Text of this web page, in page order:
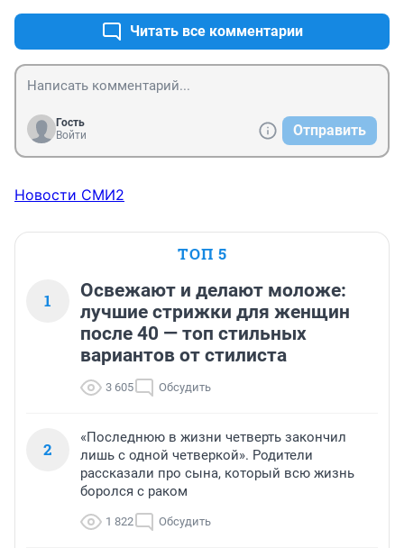
Читать все комментарии
Гость
Войти
Отправить
Новости СМИ2
ТОП 5
1
Освежают и делают моложе:
лучшие стрижки для женщин
после 40 — топ стильных
вариантов от стилиста
3 605 Обсудить
2
«Последнюю в жизни четверть закончил
лишь с одной четверкой». Родители
рассказали про сына, который всю жизнь
боролся с раком
1 822 Обсудить